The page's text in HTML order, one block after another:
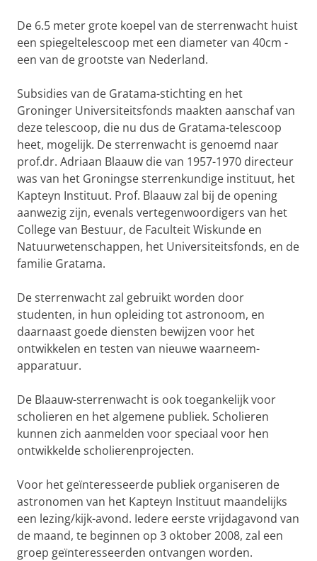
De 6.5 meter grote koepel van de sterrenwacht huist
een spiegeltelescoop met een diameter van 40cm -
een van de grootste van Nederland.
Subsidies van de Gratama-stichting en het
Groninger Universiteitsfonds maakten aanschaf van
deze telescoop, die nu dus de Gratama-telescoop
heet, mogelijk. De sterrenwacht is genoemd naar
prof.dr. Adriaan Blaauw die van 1957-1970 directeur
was van het Groningse sterrenkundige instituut, het
Kapteyn Instituut. Prof. Blaauw zal bij de opening
aanwezig zijn, evenals vertegenwoordigers van het
College van Bestuur, de Faculteit Wiskunde en
Natuurwetenschappen, het Universiteitsfonds, en de
familie Gratama.
De sterrenwacht zal gebruikt worden door
studenten, in hun opleiding tot astronoom, en
daarnaast goede diensten bewijzen voor het
ontwikkelen en testen van nieuwe waarneem-
apparatuur.
De Blaauw-sterrenwacht is ook toegankelijk voor
scholieren en het algemene publiek. Scholieren
kunnen zich aanmelden voor speciaal voor hen
ontwikkelde scholierenprojecten.
Voor het geïnteresseerde publiek organiseren de
astronomen van het Kapteyn Instituut maandelijks
een lezing/kijk-avond. Iedere eerste vrijdagavond van
de maand, te beginnen op 3 oktober 2008, zal een
groep geïnteresseerden ontvangen worden.